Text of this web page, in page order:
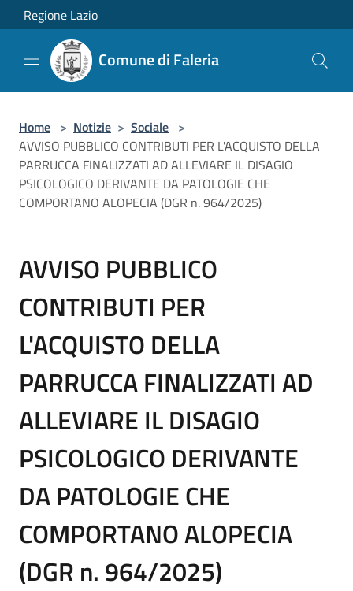
Salta al contenuto principale
Regione Lazio
Comune di Faleria
Home > Notizie > Sociale >
AVVISO PUBBLICO CONTRIBUTI PER L'ACQUISTO DELLA
PARRUCCA FINALIZZATI AD ALLEVIARE IL DISAGIO
PSICOLOGICO DERIVANTE DA PATOLOGIE CHE
COMPORTANO ALOPECIA (DGR n. 964/2025)
AVVISO PUBBLICO
CONTRIBUTI PER
L'ACQUISTO DELLA
PARRUCCA FINALIZZATI AD
ALLEVIARE IL DISAGIO
PSICOLOGICO DERIVANTE
DA PATOLOGIE CHE
COMPORTANO ALOPECIA
(DGR n. 964/2025)